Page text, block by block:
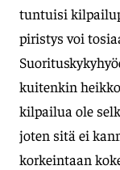
tuntuisi
piristys voi
kuitenkin
kilpailua ole
joten sitä ei
korkeintaan